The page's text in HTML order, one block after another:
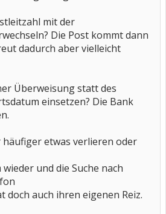
mit der
Die Post kommt dann
dadurch aber vielleicht
Überweisung statt des
einsetzen? Die Bank
etwas verlieren oder
und die Suche nach
doch auch ihren eigenen Reiz.